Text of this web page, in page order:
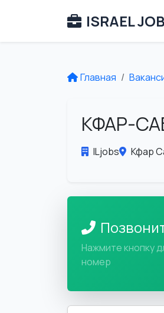
ISRAEL JOB
Главная
КФАР-
ILjobs Кфар
Нажмите кнопку
номер